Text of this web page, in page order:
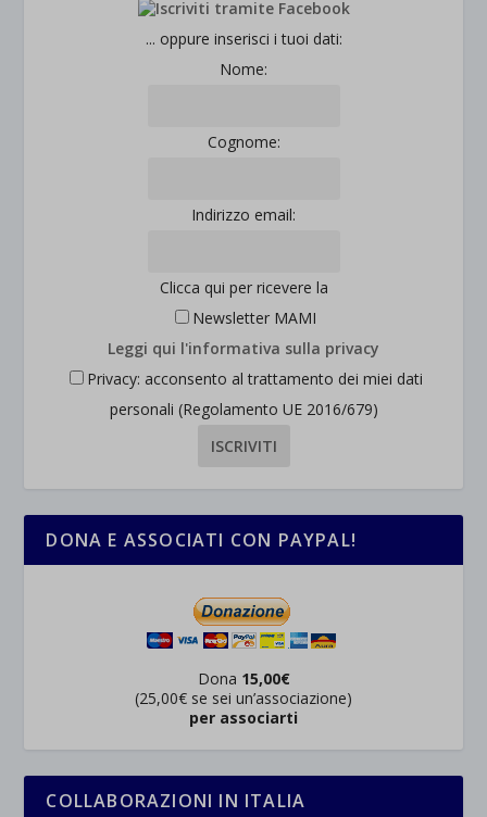
... oppure inserisci i tuoi dati:
Nome:
Cognome:
Indirizzo email:
Clicca qui per ricevere la
Newsletter MAMI
Leggi qui l'informativa sulla privacy
Privacy: acconsento al trattamento dei miei dati
personali (Regolamento UE 2016/679)
DONA E ASSOCIATI CON PAYPAL!
Dona 15,00€
(25,00€ se sei un’associazione)
per associarti
COLLABORAZIONI IN ITALIA